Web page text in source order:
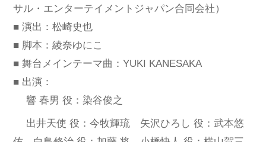
サル・エンターテイメントジャパン合同会社）
■ 演出：松崎史也
■ 脚本：綾奈ゆにこ
■ 舞台メインテーマ曲：YUKI KANESAKA
■ 出演：
響 春男 役：染谷俊之
出井天使 役：今牧輝琉 矢沢ひろし 役：武本悠